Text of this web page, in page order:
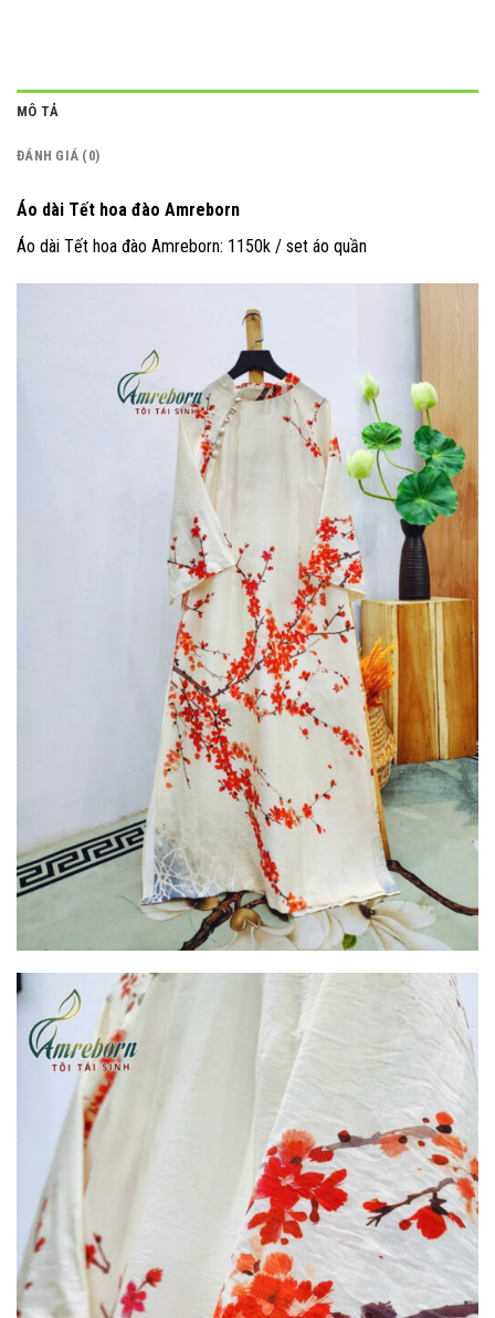
MÔ TẢ
ĐÁNH GIÁ (0)
Áo dài Tết hoa đào Amreborn
Áo dài Tết hoa đào Amreborn: 1150k / set áo quần